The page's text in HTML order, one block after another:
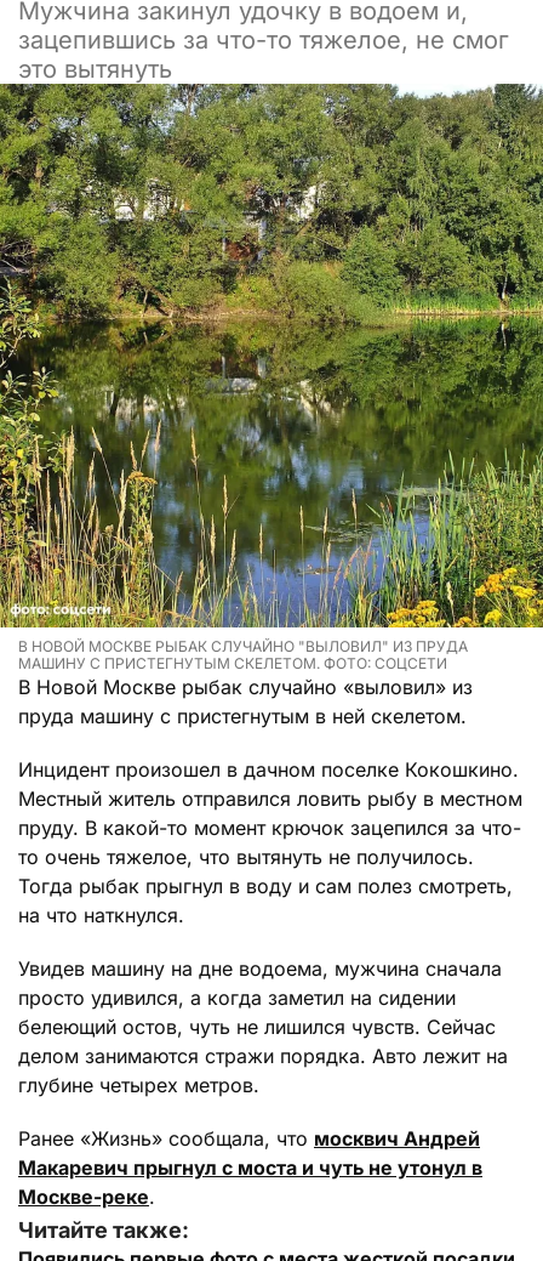
Мужчина закинул удочку в водоем и,
зацепившись за что-то тяжелое, не смог
это вытянуть
В НОВОЙ МОСКВЕ РЫБАК СЛУЧАЙНО "ВЫЛОВИЛ" ИЗ ПРУДА
МАШИНУ С ПРИСТЕГНУТЫМ СКЕЛЕТОМ. ФОТО: СОЦСЕТИ
В Новой Москве рыбак случайно «выловил» из
пруда машину с пристегнутым в ней скелетом.
Инцидент произошел в дачном поселке Кокошкино.
Местный житель отправился ловить рыбу в местном
пруду. В какой-то момент крючок зацепился за что-
то очень тяжелое, что вытянуть не получилось.
Тогда рыбак прыгнул в воду и сам полез смотреть,
на что наткнулся.
Увидев машину на дне водоема, мужчина сначала
просто удивился, а когда заметил на сидении
белеющий остов, чуть не лишился чувств. Сейчас
делом занимаются стражи порядка. Авто лежит на
глубине четырех метров.
Ранее «Жизнь» сообщала, что москвич Андрей
Макаревич прыгнул с моста и чуть не утонул в
Москве-реке.
Читайте также: